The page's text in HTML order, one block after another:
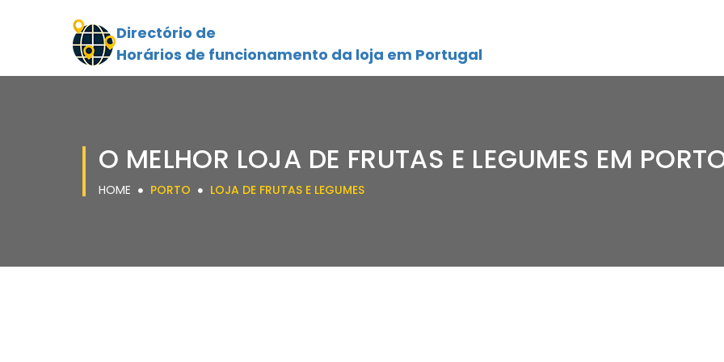
Directório de
Horários de funcionamento da loja em Portugal
O MELHOR LOJA DE FRUTAS E LEGUMES EM
HOME PORTO LOJA DE FRUTAS E LEGUMES